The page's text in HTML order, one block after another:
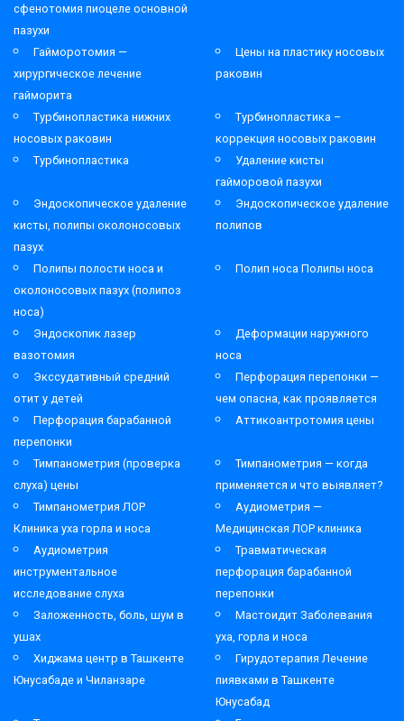
сфенотомия пиоцеле основной
пазухи
Гайморотомия —
хирургическое лечение
гайморита
Цены на пластику носовых
раковин
Турбинопластика нижних
носовых раковин
Турбинопластика –
коррекция носовых раковин
Турбинопластика
Удаление кисты
гайморовой пазухи
Эндоскопическое удаление
кисты, полипы околоносовых
пазух
Эндоскопическое удаление
полипов
Полипы полости носа и
околоносовых пазух (полипоз
носа)
Полип носа Полипы носа
Эндоскопик лазер
вазотомия
Деформации наружного
носа
Экссудативный средний
отит у детей
Перфорация перепонки —
чем опасна, как проявляется
Перфорация барабанной
перепонки
Аттикоантротомия цены
Тимпанометрия (проверка
слуха) цены
Тимпанометрия — когда
применяется и что выявляет?
Тимпанометрия ЛОР
Клиника уха горла и носа
Аудиометрия —
Медицинская ЛОР клиника
Аудиометрия
инструментальное
исследование слуха
Травматическая
перфорация барабанной
перепонки
Заложенность, боль, шум в
ушах
Мастоидит Заболевания
уха, горла и носа
Хиджама центр в Ташкенте
Юнусабаде и Чиланзаре
Гирудотерапия Лечение
пиявками в Ташкенте
Юнусабад